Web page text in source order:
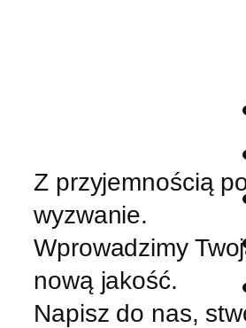
Z przyjemnością
wyzwanie.
Wprowadzimy
nową jakość.
Napisz do nas,